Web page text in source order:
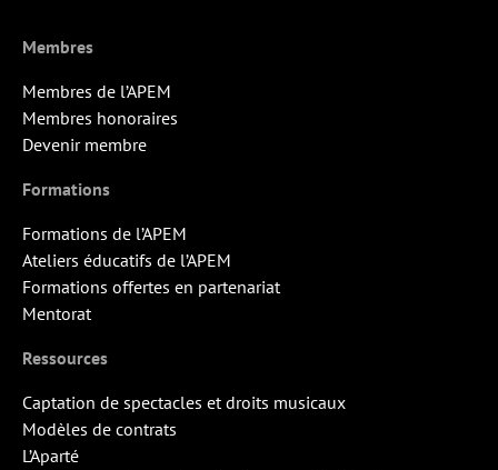
Membres
Membres de l’APEM
Membres honoraires
Devenir membre
Formations
Formations de l’APEM
Ateliers éducatifs de l’APEM
Formations offertes en partenariat
Mentorat
Ressources
Captation de spectacles et droits musicaux
Modèles de contrats
L’Aparté